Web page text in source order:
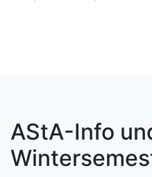
AStA-Info